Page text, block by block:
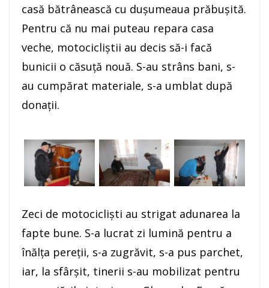
casă bătrânească cu duşumeaua prăbuşită.
Pentru că nu mai puteau repara casa
veche, motocicliştii au decis să-i facă
bunicii o căsuţă nouă. S-au strâns bani, s-
au cumpărat materiale, s-a umblat după
donaţii.
Zeci de motociclişti au strigat adunarea la
fapte bune. S-a lucrat zi lumină pentru a
înălţa pereţii, s-a zugrăvit, s-a pus parchet,
iar, la sfârşit, tinerii s-au mobilizat pentru